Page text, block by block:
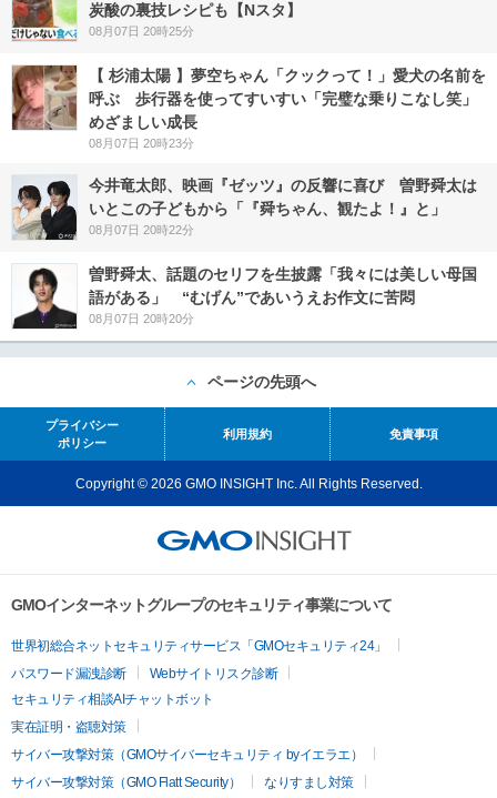
炭酸の裏技レシピも【Nスタ】
08月07日 20時25分
【 杉浦太陽 】夢空ちゃん「クックって！」愛犬の名前を
呼ぶ 歩行器を使ってすいすい「完璧な乗りこなし笑」
めざましい成長
08月07日 20時23分
今井竜太郎、映画『ゼッツ』の反響に喜び 曽野舜太は
いとこの子どもから「『舜ちゃん、観たよ！』と」
08月07日 20時22分
曽野舜太、話題のセリフを生披露「我々には美しい母国
語がある」 “むげん”であいうえお作文に苦悶
08月07日 20時20分
ページの先頭へ
プライバシー
ポリシー
利用規約 免責事項
Copyright © 2026 GMO INSIGHT Inc. All Rights Reserved.
GMOインターネットグループのセキュリティ事業について
世界初総合ネットセキュリティサービス「GMOセキュリティ24」
パスワード漏洩診断
Webサイトリスク診断
セキュリティ相談AIチャットボット
実在証明・盗聴対策
サイバー攻撃対策（GMOサイバーセキュリティ byイエラエ）
サイバー攻撃対策（GMO Flatt Security）
なりすまし対策